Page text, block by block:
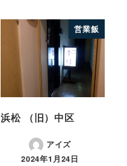
営業飯
浜松 （旧）中区
アイズ
2024年1月24日